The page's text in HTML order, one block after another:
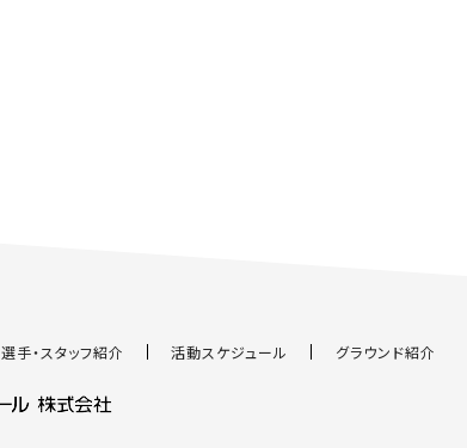
選手・スタッフ紹介 活動スケジュール グラウンド紹介